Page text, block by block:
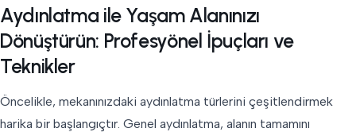
Aydınlatma ile Yaşam Alanınızı
Dönüştürün: Profesyönel İpuçları ve
Teknikler
Öncelikle, mekanınızdaki aydınlatma türlerini çeşitlendirmek
harika bir başlangıçtır. Genel aydınlatma, alanın tamamını